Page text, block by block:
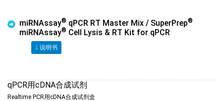
miRNAssay® qPCR RT Master Mix / SuperPrep®
miRNAssay® Cell Lysis & RT Kit for qPCR
说明书
qPCR用cDNA合成试剂
Realtime PCR用cDNA合成试剂盒